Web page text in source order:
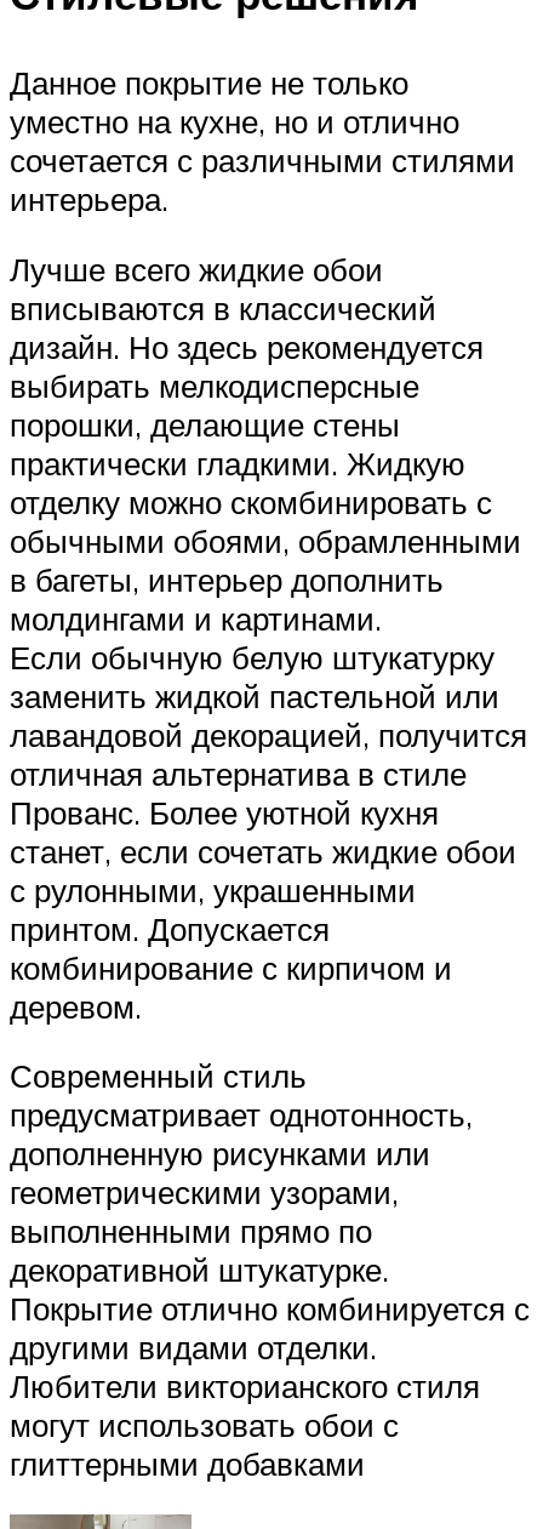
Данное покрытие не только
уместно на кухне, но и отлично
сочетается с различными стилями
интерьера.
Лучше всего жидкие обои
вписываются в классический
дизайн. Но здесь рекомендуется
выбирать мелкодисперсные
порошки, делающие стены
практически гладкими. Жидкую
отделку можно скомбинировать с
обычными обоями, обрамленными
в багеты, интерьер дополнить
молдингами и картинами.
Если обычную белую штукатурку
заменить жидкой пастельной или
лавандовой декорацией, получится
отличная альтернатива в стиле
Прованс. Более уютной кухня
станет, если сочетать жидкие обои
с рулонными, украшенными
принтом. Допускается
комбинирование с кирпичом и
деревом.
Современный стиль
предусматривает однотонность,
дополненную рисунками или
геометрическими узорами,
выполненными прямо по
декоративной штукатурке.
Покрытие отлично комбинируется с
другими видами отделки.
Любители викторианского стиля
могут использовать обои с
глиттерными добавками